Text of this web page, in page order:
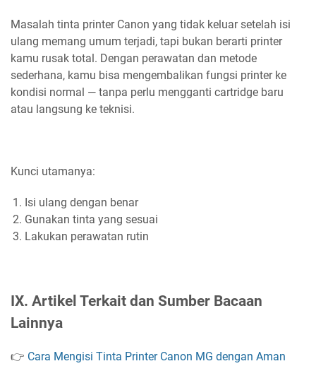
Masalah tinta printer Canon yang tidak keluar setelah isi
ulang memang umum terjadi, tapi bukan berarti printer
kamu rusak total. Dengan perawatan dan metode
sederhana, kamu bisa mengembalikan fungsi printer ke
kondisi normal — tanpa perlu mengganti cartridge baru
atau langsung ke teknisi.
Kunci utamanya:
Isi ulang dengan benar
Gunakan tinta yang sesuai
Lakukan perawatan rutin
IX. Artikel Terkait dan Sumber Bacaan
Lainnya
👉 Cara Mengisi Tinta Printer Canon MG dengan Aman